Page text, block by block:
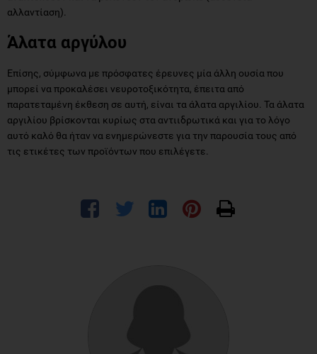
αλλαντίαση).
Άλατα αργύλου
Επίσης, σύμφωνα με πρόσφατες έρευνες μία άλλη ουσία που
μπορεί να προκαλέσει νευροτοξικότητα, έπειτα από
παρατεταμένη έκθεση σε αυτή, είναι τα άλατα αργιλίου. Τα άλατα
αργιλίου βρίσκονται κυρίως στα αντιιδρωτικά και για το λόγο
αυτό καλό θα ήταν να ενημερώνεστε για την παρουσία τους από
τις ετικέτες των προϊόντων που επιλέγετε.